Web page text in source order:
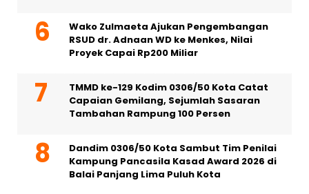
Wako Zulmaeta Ajukan Pengembangan
RSUD dr. Adnaan WD ke Menkes, Nilai
Proyek Capai Rp200 Miliar
TMMD ke-129 Kodim 0306/50 Kota Catat
Capaian Gemilang, Sejumlah Sasaran
Tambahan Rampung 100 Persen
Dandim 0306/50 Kota Sambut Tim Penilai
Kampung Pancasila Kasad Award 2026 di
Balai Panjang Lima Puluh Kota